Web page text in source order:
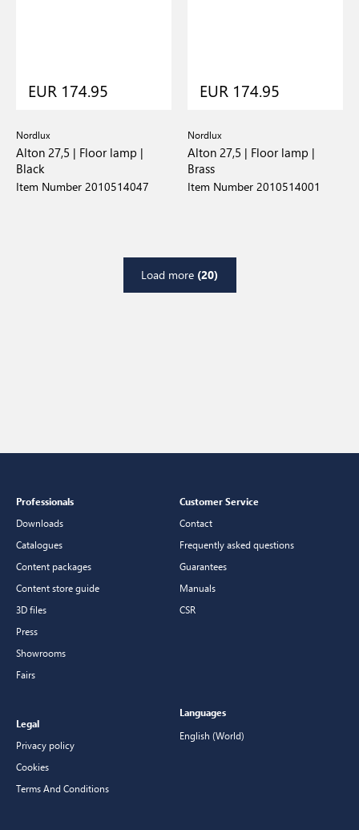
EUR 174.95
Nordlux
Alton 27,5 | Floor lamp |
Black
Item Number 2010514047
EUR 174.95
Nordlux
Alton 27,5 | Floor lamp |
Brass
Item Number 2010514001
Load more (20)
Professionals
Downloads
Catalogues
Content packages
Content store guide
3D files
Press
Showrooms
Fairs
Customer Service
Contact
Frequently asked questions
Guarantees
Manuals
CSR
Legal
Privacy policy
Cookies
Terms And Conditions
Languages
English (World)